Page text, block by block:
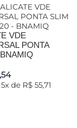
VDE
PONTA
de R$ 55,71